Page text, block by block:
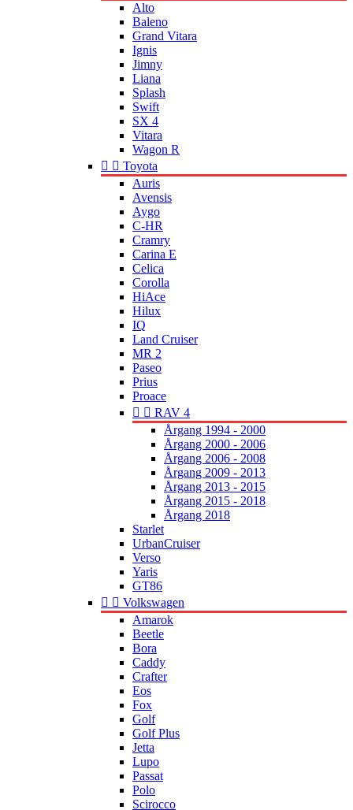
Alto
Baleno
Grand Vitara
Ignis
Jimny
Liana
Splash
Swift
SX 4
Vitara
Wagon R
  Toyota
Auris
Avensis
Aygo
C-HR
Cramry
Carina E
Celica
Corolla
HiAce
Hilux
IQ
Land Cruiser
MR 2
Paseo
Prius
Proace
  RAV 4
Årgang 1994 - 2000
Årgang 2000 - 2006
Årgang 2006 - 2008
Årgang 2009 - 2013
Årgang 2013 - 2015
Årgang 2015 - 2018
Årgang 2018
Starlet
UrbanCruiser
Verso
Yaris
GT86
  Volkswagen
Amarok
Beetle
Bora
Caddy
Crafter
Eos
Fox
Golf
Golf Plus
Jetta
Lupo
Passat
Polo
Scirocco